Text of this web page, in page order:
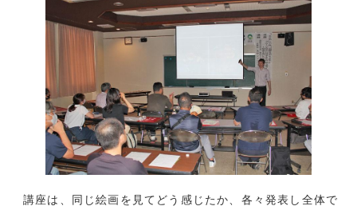
講座は、同じ絵画を見てどう感じたか、各々発表し全体で